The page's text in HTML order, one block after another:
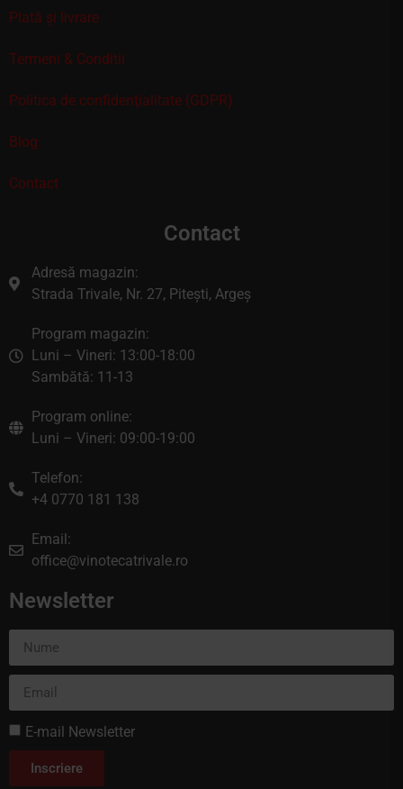
Plată și livrare
Termeni & Conditii
Politica de confidenţialitate (GDPR)
Blog
Contact
Contact
Adresă magazin:
Strada Trivale, Nr. 27, Pitești, Argeș
Program magazin:
Luni – Vineri: 13:00-18:00
Sambătă: 11-13
Program online:
Luni – Vineri: 09:00-19:00
Telefon:
+4 0770 181 138
Email:
office@vinotecatrivale.ro
Newsletter
E-mail Newsletter
Inscriere